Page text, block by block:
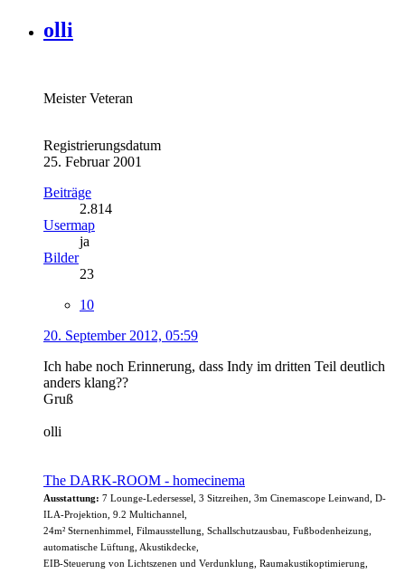
olli
Meister Veteran
Registrierungsdatum
25. Februar 2001
Beiträge
2.814
Usermap
ja
Bilder
23
10
20. September 2012, 05:59
Ich habe noch Erinnerung, dass Indy im dritten Teil deutlich
anders klang??
Gruß
olli
The DARK-ROOM - homecinema
Ausstattung: 7 Lounge-Ledersessel, 3 Sitzreihen, 3m Cinemascope Leinwand, D-
ILA-Projektion, 9.2 Multichannel,
24m² Sternenhimmel, Filmausstellung, Schallschutzausbau, Fußbodenheizung,
automatische Lüftung, Akustikdecke,
EIB-Steuerung von Lichtszenen und Verdunklung, Raumakustikoptimierung,